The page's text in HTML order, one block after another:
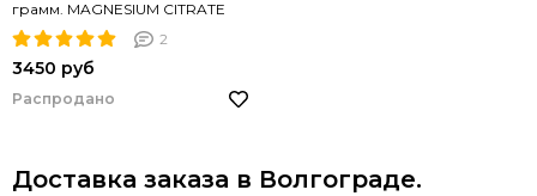
грамм. MAGNESIUM CITRATE
NATURAFIT 500g. PREMIUM.
Растворимый
2
3450 руб
Распродано
Доставка заказа в Волгограде.